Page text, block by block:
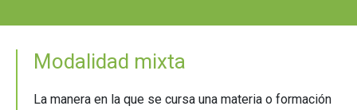
Modalidad mixta
La manera en la que se cursa una materia o formación